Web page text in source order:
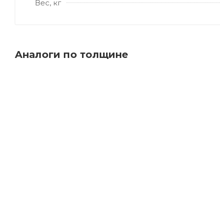
Вес, кг
Аналоги по толщине